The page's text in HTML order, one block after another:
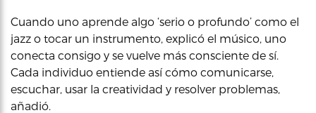
Cuando uno aprende algo ‘serio o profundo’ como el
jazz o tocar un instrumento, explicó el músico, uno
conecta consigo y se vuelve más consciente de sí.
Cada individuo entiende así cómo comunicarse,
escuchar, usar la creatividad y resolver problemas,
añadió.